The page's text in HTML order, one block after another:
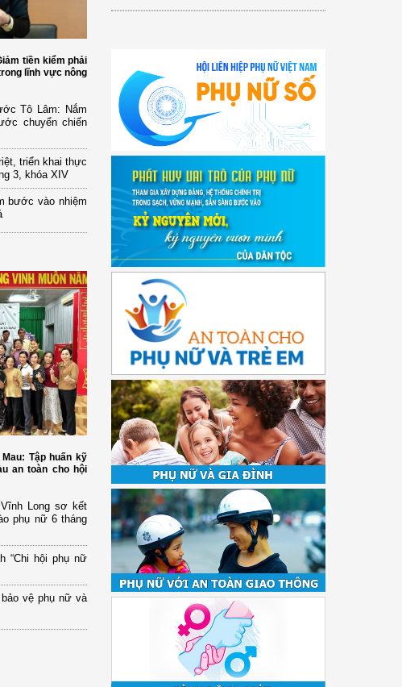
tiền kiểm phải
lĩnh vực nông
Tô Lâm: Nắm
chuyển chiến
triển khai thực
3, khóa XIV
bước vào nhiệm
Tập huấn kỹ
an toàn cho hội
Long sơ kết
phụ nữ 6 tháng
“Chi hội phụ nữ
vệ phụ nữ và